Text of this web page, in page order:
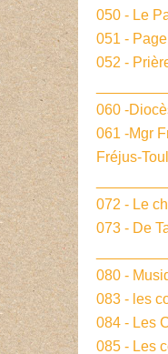
050 - Le
051 -
052 -
060 -
061 -Mgr
Fréjus-
072 - Le
073 - De
080 -
083 - les
084 - Les
085 - Les